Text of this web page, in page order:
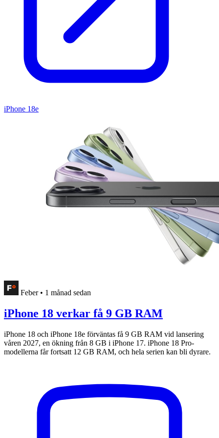
iPhone 18e
Feber • 1 månad sedan
iPhone 18 verkar få 9 GB RAM
iPhone 18 och iPhone 18e förväntas få 9 GB RAM vid lansering
våren 2027, en ökning från 8 GB i iPhone 17. iPhone 18 Pro-
modellerna får fortsatt 12 GB RAM, och hela serien kan bli dyrare.